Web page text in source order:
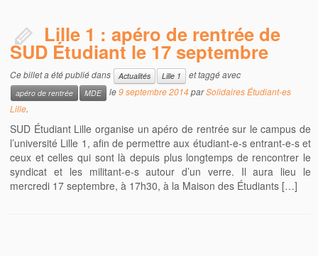
Lille 1 : apéro de rentrée de
SUD Étudiant le 17 septembre
Ce billet a été publié dans Actualités Lille 1 et taggé avec
apéro de rentrée MDE le9 septembre 2014parSolidaires Étudiant-es
Lille.
SUD Étudiant Lille organise un apéro de rentrée sur le campus de
l’université Lille 1, afin de permettre aux étudiant-e-s entrant-e-s et
ceux et celles qui sont là depuis plus longtemps de rencontrer le
syndicat et les militant-e-s autour d’un verre. Il aura lieu le
mercredi 17 septembre, à 17h30, à la Maison des Étudiants […]